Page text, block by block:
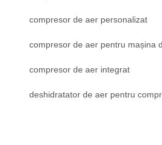
compresor de aer personalizat
compresor de aer pentru mașina
compresor de aer integrat
deshidratator de aer pentru